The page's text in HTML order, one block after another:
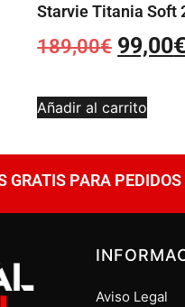
Starvie Titania Soft
189,00€ 99,00€
Añadir al carrito
GRATIS PARA
Aviso Legal